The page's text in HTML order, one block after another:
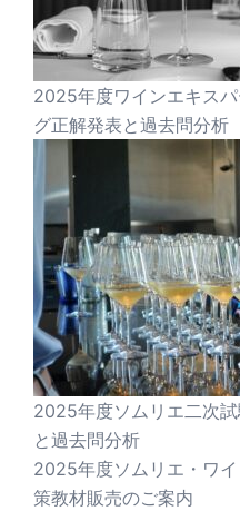
2025年度ワインエキス
グ正解発表と過去問分析
2025年度ソムリエ二次
と過去問分析
2025年度ソムリエ・ワ
策教材販売のご案内